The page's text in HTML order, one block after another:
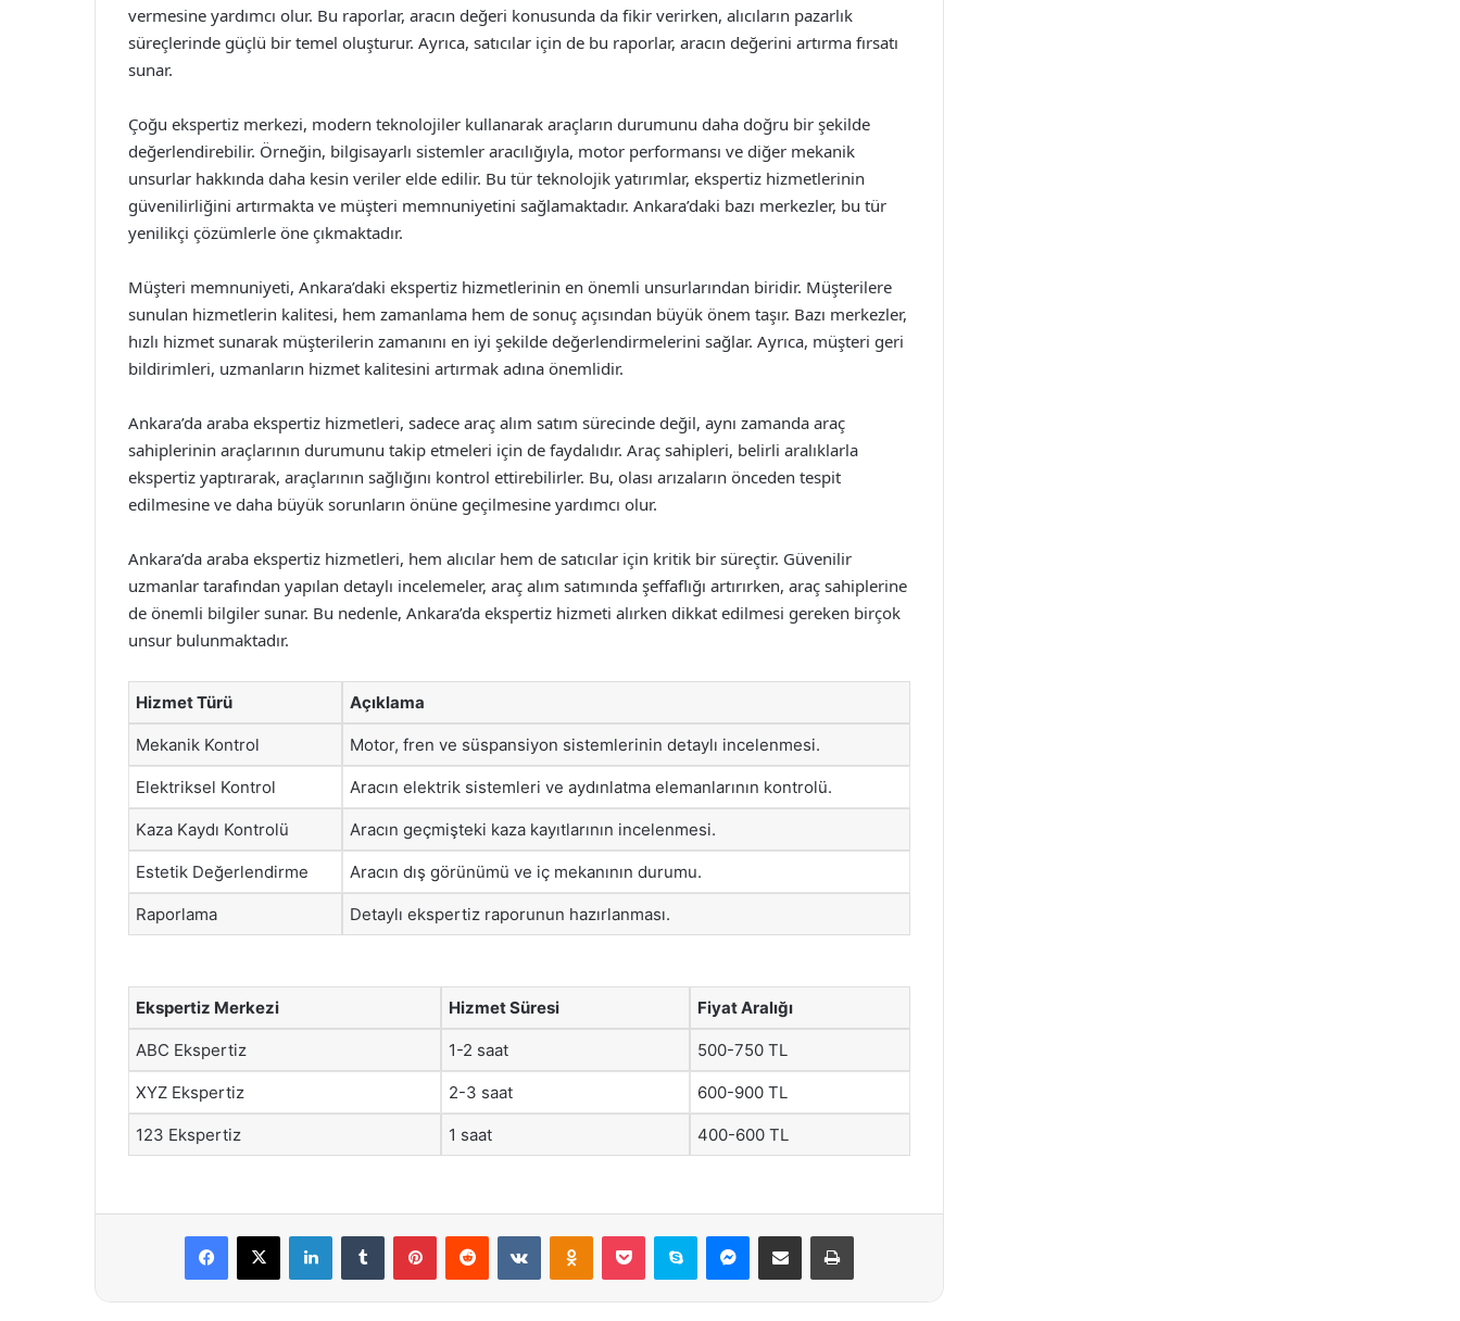
vermesine yardımcı olur. Bu raporlar, aracın değeri konusunda da fikir verirken, alıcıların pazarlık
süreçlerinde güçlü bir temel oluşturur. Ayrıca, satıcılar için de bu raporlar, aracın değerini artırma fırsatı
sunar.
Çoğu ekspertiz merkezi, modern teknolojiler kullanarak araçların durumunu daha doğru bir şekilde
değerlendirebilir. Örneğin, bilgisayarlı sistemler aracılığıyla, motor performansı ve diğer mekanik
unsurlar hakkında daha kesin veriler elde edilir. Bu tür teknolojik yatırımlar, ekspertiz hizmetlerinin
güvenilirliğini artırmakta ve müşteri memnuniyetini sağlamaktadır. Ankara’daki bazı merkezler, bu tür
yenilikçi çözümlerle öne çıkmaktadır.
Müşteri memnuniyeti, Ankara’daki ekspertiz hizmetlerinin en önemli unsurlarından biridir. Müşterilere
sunulan hizmetlerin kalitesi, hem zamanlama hem de sonuç açısından büyük önem taşır. Bazı merkezler,
hızlı hizmet sunarak müşterilerin zamanını en iyi şekilde değerlendirmelerini sağlar. Ayrıca, müşteri geri
bildirimleri, uzmanların hizmet kalitesini artırmak adına önemlidir.
Ankara’da araba ekspertiz hizmetleri, sadece araç alım satım sürecinde değil, aynı zamanda araç
sahiplerinin araçlarının durumunu takip etmeleri için de faydalıdır. Araç sahipleri, belirli aralıklarla
ekspertiz yaptırarak, araçlarının sağlığını kontrol ettirebilirler. Bu, olası arızaların önceden tespit
edilmesine ve daha büyük sorunların önüne geçilmesine yardımcı olur.
Ankara’da araba ekspertiz hizmetleri, hem alıcılar hem de satıcılar için kritik bir süreçtir. Güvenilir
uzmanlar tarafından yapılan detaylı incelemeler, araç alım satımında şeffaflığı artırırken, araç sahiplerine
de önemli bilgiler sunar. Bu nedenle, Ankara’da ekspertiz hizmeti alırken dikkat edilmesi gereken birçok
unsur bulunmaktadır.
Hizmet Türü Açıklama
Mekanik Kontrol Motor, fren ve süspansiyon sistemlerinin detaylı incelenmesi.
Elektriksel Kontrol Aracın elektrik sistemleri ve aydınlatma elemanlarının kontrolü.
Kaza Kaydı Kontrolü Aracın geçmişteki kaza kayıtlarının incelenmesi.
Estetik Değerlendirme Aracın dış görünümü ve iç mekanının durumu.
Raporlama Detaylı ekspertiz raporunun hazırlanması.
Ekspertiz Merkezi Hizmet Süresi Fiyat Aralığı
ABC Ekspertiz 1-2 saat 500-750 TL
XYZ Ekspertiz 2-3 saat 600-900 TL
123 Ekspertiz 1 saat 400-600 TL
Facebook
X LinkedInTumblr PinterestReddit VKontakteOdnoklassniki
Pocket Skype Messenger
E-Posta ile paylaş Yazdır